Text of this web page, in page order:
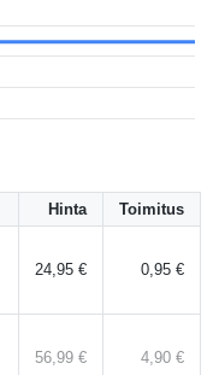
Hinta Toimitus
24,95 € 0,95 €
56,99 € 4,90 €